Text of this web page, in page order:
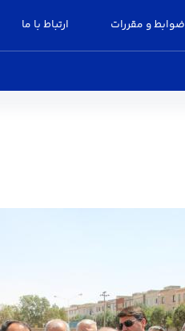
ضوابط و مقررات ارتباط با ما